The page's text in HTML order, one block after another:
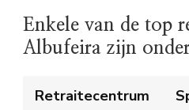
Enkele van de top
Albufeira zijn
Retraitecentrum